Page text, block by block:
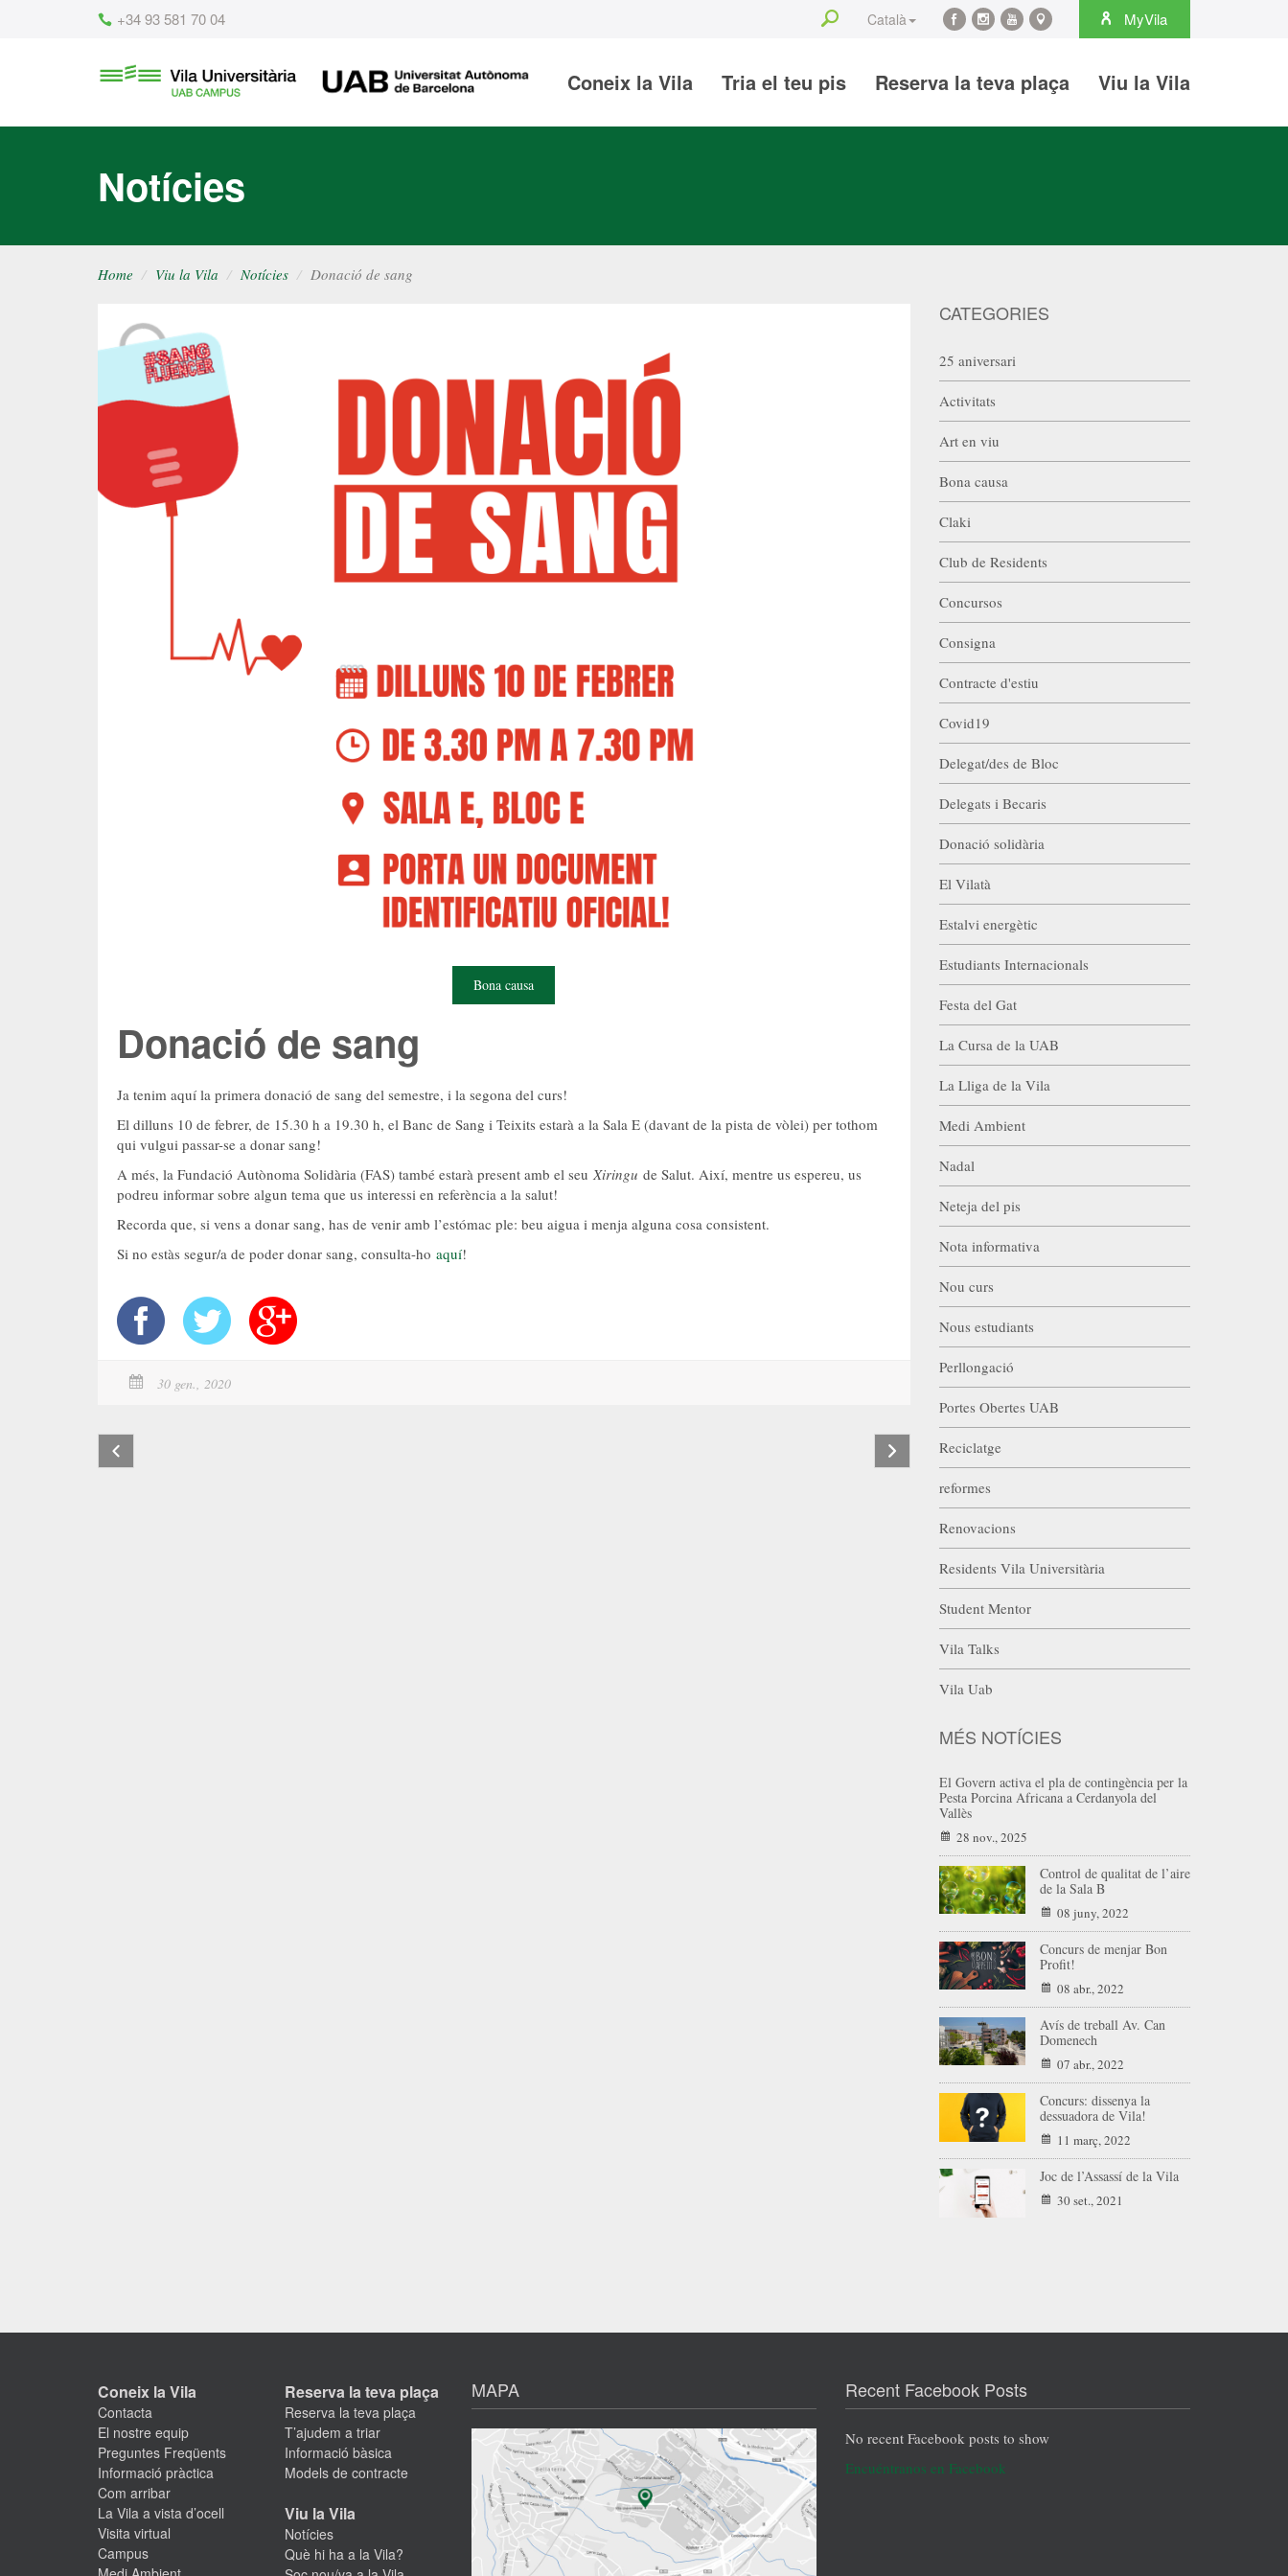
+34 93 581 70 04 MyVila
FacebookInstagram
YouTubeMaps
Català
Search
Universitària
Coneix la Vila Tria el teu pis Reserva la teva plaça Viu la Vila
Notícies
Home Viu la Vila Notícies Donació de sang
Bona causa
Donació de sang
Ja tenim aquí la primera donació de sang del semestre, i la segona del curs!
El dilluns 10 de febrer, de 15.30 h a 19.30 h, el Banc de Sang i Teixits estarà a la Sala E (davant de la pista de vòlei) per tothom
qui vulgui passar-se a donar sang!
A més, la Fundació Autònoma Solidària (FAS) també estarà present amb el seuXiringu de Salut. Així, mentre us espereu, us
podreu informar sobre algun tema que us interessi en referència a la salut!
Recorda que, si vens a donar sang, has de venir amb l’estómac ple: beu aigua i menja alguna cosa consistent.
Si no estàs segur/a de poder donar sang, consulta-ho aquí!
30 gen., 2020
CATEGORIES
25 aniversari
Activitats
Art en viu
Bona causa
Claki
Club de Residents
Concursos
Consigna
Contracte d'estiu
Covid19
Delegat/des de Bloc
Delegats i Becaris
Donació solidària
El Vilatà
Estalvi energètic
Estudiants Internacionals
Festa del Gat
La Cursa de la UAB
La Lliga de la Vila
Medi Ambient
Nadal
Neteja del pis
Nota informativa
Nou curs
Nous estudiants
Perllongació
Portes Obertes UAB
Reciclatge
reformes
Renovacions
Residents Vila Universitària
Student Mentor
Vila Talks
Vila Uab
MÉS NOTÍCIES
El Govern activa el pla de contingència per la
Pesta Porcina Africana a Cerdanyola del
Vallès
28 nov., 2025
Control de qualitat de l’aire
de la Sala B
08 juny, 2022
Concurs de menjar Bon
Profit!
08 abr., 2022
Avís de treball Av. Can
Domenech
07 abr., 2022
Concurs: dissenya la
dessuadora de Vila!
11 març, 2022
Joc de l’Assassí de la Vila
30 set., 2021
Coneix la Vila
Contacta
El nostre equip
Preguntes Freqüents
Informació pràctica
Com arribar
La Vila a vista d’ocell
Visita virtual
Campus
Reserva la teva plaça
Reserva la teva plaça
T’ajudem a triar
Informació bàsica
Models de contracte
Viu la Vila
Notícies
Què hi ha a la Vila?
MAPA Recent Facebook Posts
No recent Facebook posts to show
Encuéntranos en Facebook